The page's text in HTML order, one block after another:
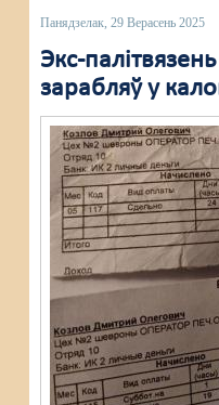
Панядзелак, 29 Верасень 2025
Экс-
зарабляў у